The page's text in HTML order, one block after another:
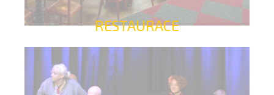
RESTAURACE